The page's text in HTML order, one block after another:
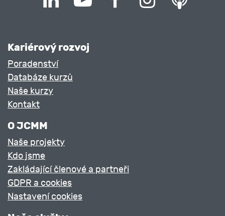
Kariérový rozvoj
Poradenství
Databáze kurzů
Naše kurzy
Kontakt
O JCMM
Naše projekty
Kdo jsme
Zakládající členové a partneři
GDPR a cookies
Nastavení cookies